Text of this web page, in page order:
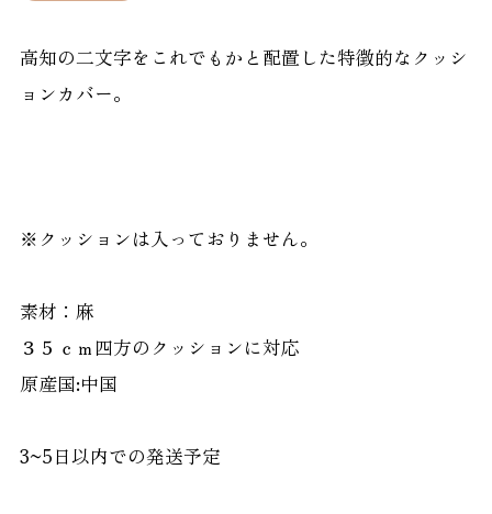
高知の二文字をこれでもかと配置した特徴的なクッシ
ョンカバー。
※クッションは入っておりません。
素材：麻
３５ｃｍ四方のクッションに対応
原産国:中国
3~5日以内での発送予定